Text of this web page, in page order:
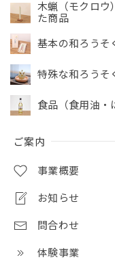
木蝋（モクロウ
た商品
基本の和ろうそ
特殊な和ろうそ
食品（食用油・
ご案内
事業概要
お知らせ
問合わせ
体験事業